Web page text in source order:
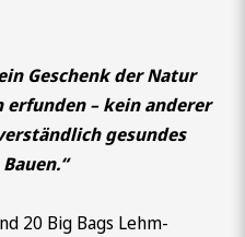
Geschenk der Natur
– kein anderer
gesundes
20 Big Bags Lehm-